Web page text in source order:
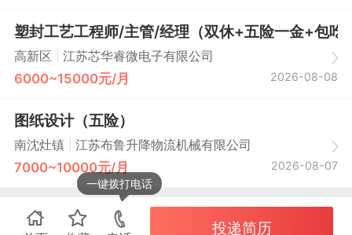
塑封工艺工程师/主管/经理（双休+五险一金+包吃
高新区 江苏芯华睿微电子有限公司
6000~15000元/月 2026-08-08
图纸设计（五险）
南沈灶镇 江苏布鲁升降物流机械有限公司
7000~10000元/月 2026-08-07
一键拨打电话
投递简历